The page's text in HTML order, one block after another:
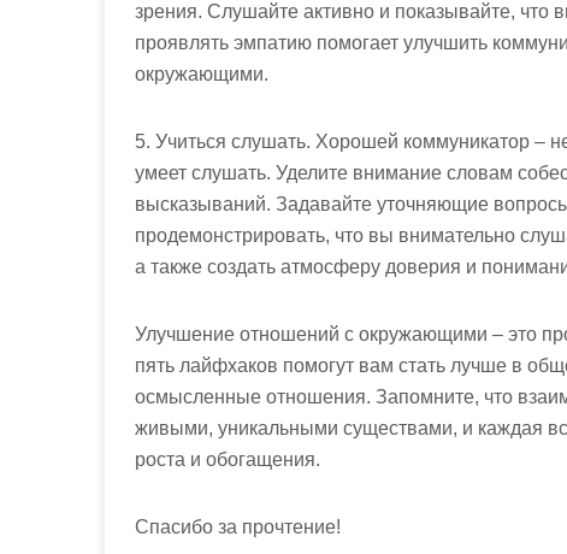
зрения. Слушайте активно и показывайте, что
проявлять эмпатию помогает улучшить
окружающими.
5. Учиться слушать. Хорошей коммуникатор – не
умеет слушать. Уделите внимание словам
высказываний. Задавайте уточняющие
продемонстрировать, что вы внимательно
а также создать атмосферу доверия и
Улучшение отношений с окружающими – это
пять лайфхаков помогут вам стать лучше в
осмысленные отношения. Запомните, что
живыми, уникальными существами, и каждая
роста и обогащения.
Спасибо за прочтение!